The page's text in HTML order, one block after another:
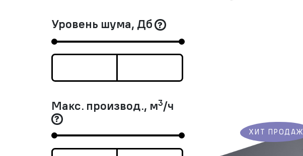
Уровень шума, Дб
Макс. производ., м3/ч
ХИТ ПРОДАЖ